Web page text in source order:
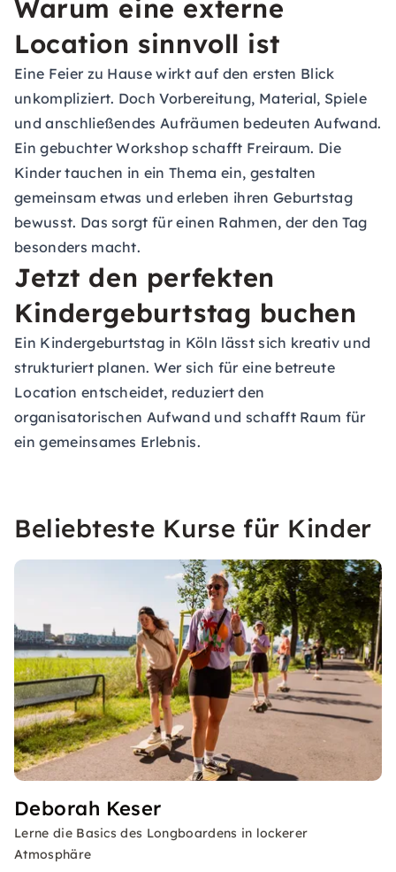
Warum eine externe
Location sinnvoll ist
Eine Feier zu Hause wirkt auf den ersten Blick
unkompliziert. Doch Vorbereitung, Material, Spiele
und anschließendes Aufräumen bedeuten Aufwand.
Ein gebuchter Workshop schafft Freiraum. Die
Kinder tauchen in ein Thema ein, gestalten
gemeinsam etwas und erleben ihren Geburtstag
bewusst. Das sorgt für einen Rahmen, der den Tag
besonders macht.
Jetzt den perfekten
Kindergeburtstag buchen
Ein Kindergeburtstag in Köln lässt sich kreativ und
strukturiert planen. Wer sich für eine betreute
Location entscheidet, reduziert den
organisatorischen Aufwand und schafft Raum für
ein gemeinsames Erlebnis.
Beliebteste Kurse für Kinder
Deborah Keser
Lerne die Basics des Longboardens in lockerer
Atmosphäre